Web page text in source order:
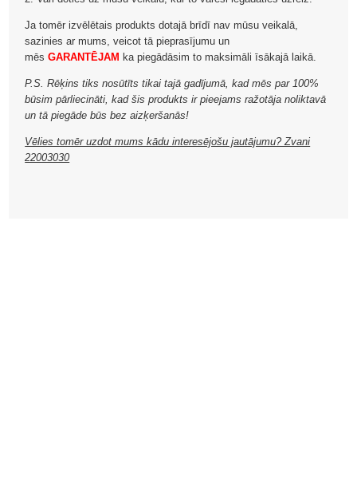
Ja tomēr izvēlētais produkts dotajā brīdī nav mūsu veikalā,
sazinies ar mums, veicot tā pieprasījumu un
mēsGARANTĒJAM ka piegādāsim to maksimāli īsākajā laikā.
P.S. Rēķins tiks nosūtīts tikai tajā gadījumā, kad mēs par 100%
būsim pārliecināti, kad šis produkts ir pieejams ražotāja noliktavā
un tā piegāde būs bez aizķeršanās!
Vēlies tomēr uzdot mums kādu interesējošu jautājumu? Zvani
22003030